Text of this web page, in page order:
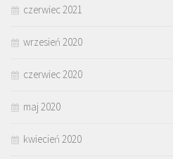
czerwiec 2021
wrzesień 2020
czerwiec 2020
maj 2020
kwiecień 2020